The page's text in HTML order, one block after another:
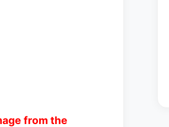
from the